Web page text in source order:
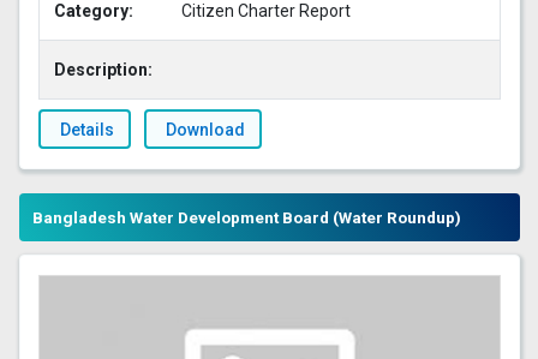
Category: Citizen Charter Report
Description:
Details Download
Bangladesh Water Development Board (Water Roundup)